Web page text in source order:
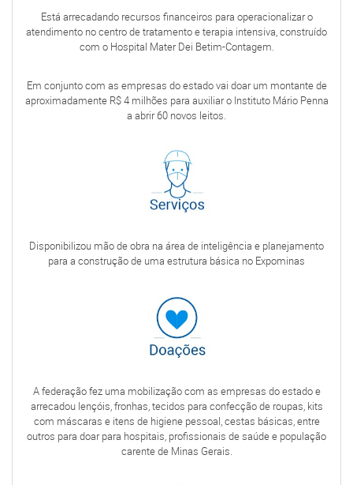
Está arrecadando recursos financeiros para operacionalizar o
atendimento no centro de tratamento e terapia intensiva, construído
com o Hospital Mater Dei Betim-Contagem.
Em conjunto com as empresas do estado vai doar um montante de
aproximadamente R$ 4 milhões para auxiliar o Instituto Mário Penna
a abrir 60 novos leitos.
Disponibilizou mão de obra na área de inteligência e planejamento
para a construção de uma estrutura básica no Expominas
A federação fez uma mobilização com as empresas do estado e
arrecadou lençóis, fronhas, tecidos para confecção de roupas, kits
com máscaras e itens de higiene pessoal, cestas básicas, entre
outros para doar para hospitais, profissionais de saúde e população
carente de Minas Gerais.